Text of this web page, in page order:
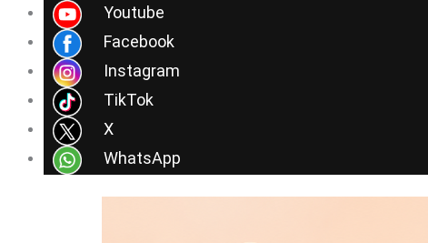
Youtube
Facebook
Instagram
TikTok
X
WhatsApp
contenido